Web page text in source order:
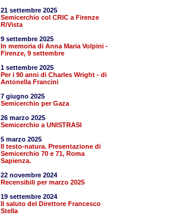
21 settembre 2025
Semicerchio col CRIC a Firenze
RiVista
9 settembre 2025
In memoria di Anna Maria Volpini -
Firenze, 9 settembre
1 settembre 2025
Per i 90 anni di Charles Wright - di
Antonella Francini
7 giugno 2025
Semicerchio per Gaza
26 marzo 2025
Semicerchio a UNISTRASI
5 marzo 2025
Il testo-natura. Presentazione di
Semicerchio 70 e 71, Roma
Sapienza.
22 novembre 2024
Recensibili per marzo 2025
19 settembre 2024
Il saluto del Direttore Francesco
Stella